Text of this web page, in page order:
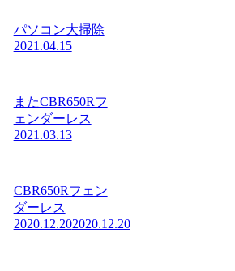
パソコン大掃除
2021.04.15
またCBR650Rフ
ェンダーレス
2021.03.13
CBR650Rフェン
ダーレス
2020.12.202020.12.20